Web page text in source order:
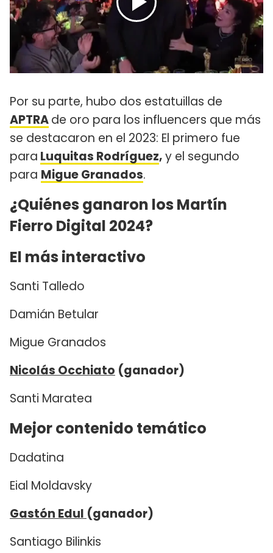
Por su parte, hubo dos estatuillas de
APTRAde oro para los influencers que más
se destacaron en el 2023: El primero fue
para Luquitas Rodríguez,y el segundo
para Migue Granados.
¿Quiénes ganaron los Martín
Fierro Digital 2024?
El más interactivo
Santi Talledo
Damián Betular
Migue Granados
Nicolás Occhiato (ganador)
Santi Maratea
Mejor contenido temático
Dadatina
Eial Moldavsky
Gastón Edul (ganador)
Santiago Bilinkis